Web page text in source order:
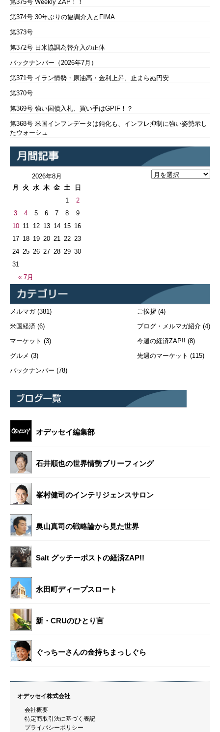
第375号 Weekly ZAP！！
第374号 30年ぶりの協調介入とFIMA
第373号
第372号 日米協調為替介入の正体
バックナンバー（2026年7月）
第371号 イラン情勢・原油高・金利上昇、止まらぬ円安
第370号
第369号 強い国債入札、買い手はGPIF！？
第368号 米国インフレデータは鈍化も、インフレ抑制に強い姿勢示し
たウォーシュ
2026年8月
月
火 水 木 金 土 日
« 7月
1
2
3
4 5 6 7 8
9
10 11 12 13 14 15 16
17 18 19 20 21 22 23
24 25 26 27 28 29 30
31
メルマガ(381)
米国経済 (6)
マーケット (3)
グルメ (3)
バックナンバー (78)
ご挨拶 (4)
ブログ・メルマガ紹介 (4)
今週の経済ZAP!! (8)
先週のマーケット (115)
オデッセイ編集部
石井順也の世界情勢ブリーフィング
峯村健司のインテリジェンスサロン
奥山真司の戦略論から見た世界
Salt グッチーポストの経済ZAP!!
永田町ディープスロート
新・CRUのひとり言
ぐっちーさんの金持ちまっしぐら
オデッセイ株式会社
会社概要
特定商取引法に基づく表記
プライバシーポリシー